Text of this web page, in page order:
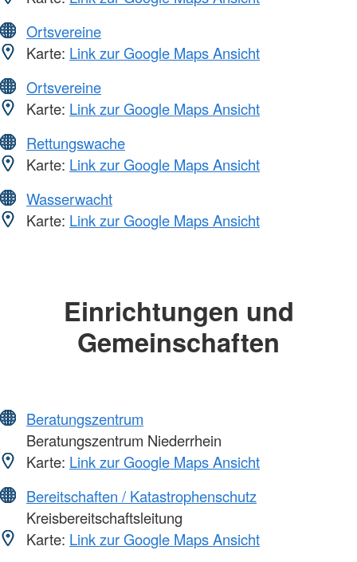
Ortsvereine
Karte: Link zur Google Maps Ansicht
Ortsvereine
Karte: Link zur Google Maps Ansicht
Rettungswache
Karte: Link zur Google Maps Ansicht
Wasserwacht
Karte: Link zur Google Maps Ansicht
Einrichtungen und
Gemeinschaften
Beratungszentrum
Beratungszentrum Niederrhein
Karte: Link zur Google Maps Ansicht
Bereitschaften / Katastrophenschutz
Kreisbereitschaftsleitung
Karte: Link zur Google Maps Ansicht